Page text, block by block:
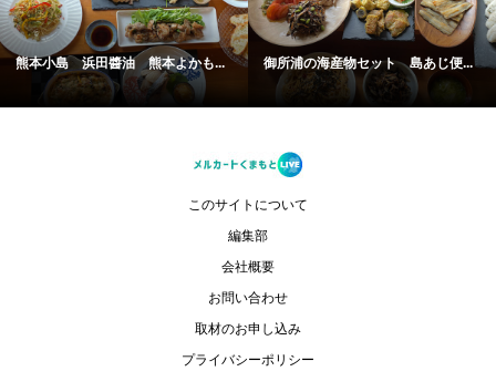
熊本小島 浜田醬油 熊本よかも... 御所浦の海産物セット 島あじ便...
このサイトについて
編集部
会社概要
お問い合わせ
取材のお申し込み
プライバシーポリシー